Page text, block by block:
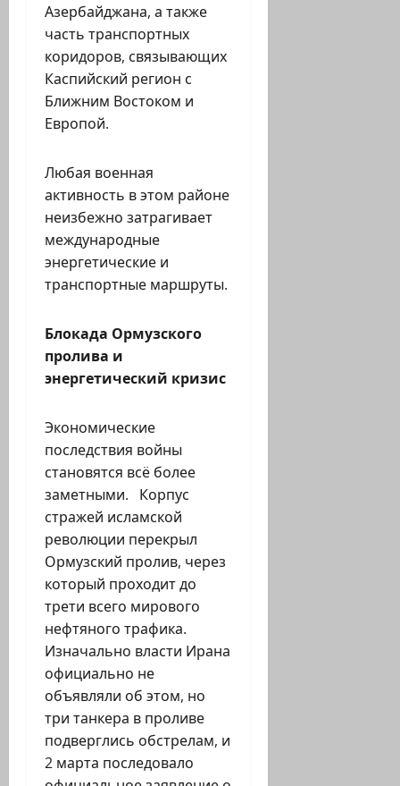
Азербайджана, а также
часть транспортных
коридоров, связывающих
Каспийский регион с
Ближним Востоком и
Европой.
Любая военная
активность в этом районе
неизбежно затрагивает
международные
энергетические и
транспортные маршруты.
Блокада Ормузского
пролива и
энергетический кризис
Экономические
последствия войны
становятся всё более
заметными. Корпус
стражей исламской
революции перекрыл
Ормузский пролив, через
который проходит до
трети всего мирового
нефтяного трафика.
Изначально власти Ирана
официально не
объявляли об этом, но
три танкера в проливе
подверглись обстрелам, и
2 марта последовало